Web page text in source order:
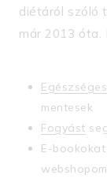
diétáról szóló
már 2013 óta.
mentesek
Fogyást
E-